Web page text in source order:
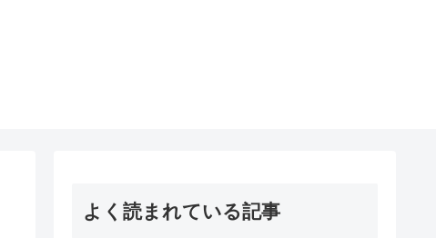
よく読まれている記事